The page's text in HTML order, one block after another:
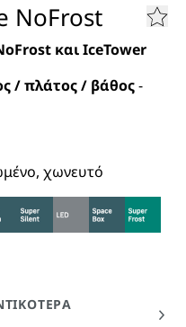
NoFrost
και IceTower
/ πλάτος / βάθος-
χωνευτό